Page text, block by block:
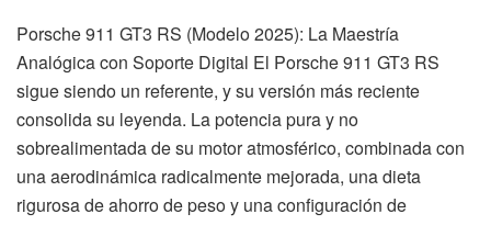
Porsche 911 GT3 RS (Modelo 2025): La Maestría
Analógica con Soporte Digital El Porsche 911 GT3 RS
sigue siendo un referente, y su versión más reciente
consolida su leyenda. La potencia pura y no
sobrealimentada de su motor atmosférico, combinada con
una aerodinámica radicalmente mejorada, una dieta
rigurosa de ahorro de peso y una configuración de